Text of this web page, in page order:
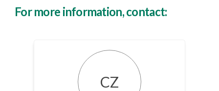
For more information, contact:
CZ